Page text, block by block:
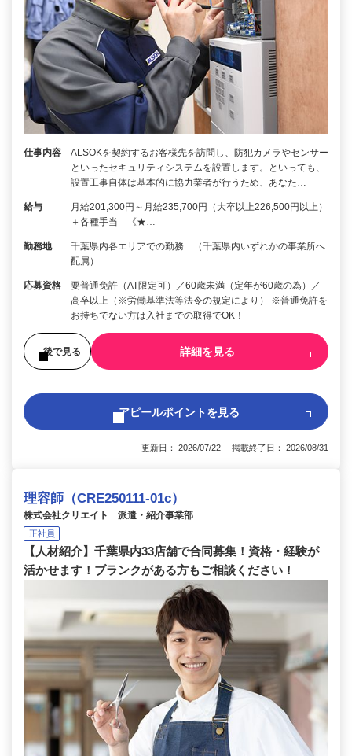
仕事内容
ALSOKを契約するお客様先を訪問し、防犯カメラやセンサー
といったセキュリティシステムを設置します。といっても、
設置工事自体は基本的に協力業者が行うため、あなた…
給与
月給201,300円～月給235,700円（大卒以上226,500円以上）
＋各種手当 《★…
勤務地
千葉県内各エリアでの勤務 （千葉県内いずれかの事業所へ
配属）
応募資格
要普通免許（AT限定可）／60歳未満（定年が60歳の為）／
高卒以上（※労働基準法等法令の規定により） ※普通免許を
お持ちでない方は入社までの取得でOK！
後で見る 詳細を見る
アピールポイントを見る
更新日： 2026/07/22 掲載終了日： 2026/08/31
理容師（CRE250111-01c）
株式会社クリエイト 派遣・紹介事業部
正社員
【人材紹介】千葉県内33店舗で合同募集！資格・経験が
活かせます！ブランクがある方もご相談ください！